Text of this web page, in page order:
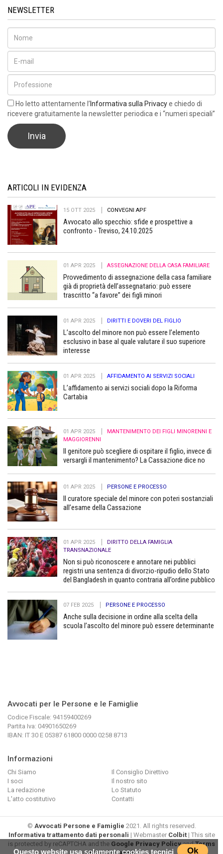
NEWSLETTER
Ho letto attentamente l’ Informativa sulla Privacye chiedo di
ricevere gratuitamente la newsletter periodica e i “numeri speciali”
ARTICOLI IN EVIDENZA
15 OTT 2025 CONVEGNI APF
Avvocato allo specchio: sfide e prospettive a
confronto - Treviso, 24.10.2025
01 APR 2025 ASSEGNAZIONE DELLA CASA FAMILIARE
Provvedimento di assegnazione della casa familiare
già di proprietà dell’assegnatario: può essere
trascritto “a favore” dei figli minori
01 APR 2025 DIRITTI E DOVERI DEL FIGLIO
L’ascolto del minore non può essere l’elemento
esclusivo in base al quale valutare il suo superiore
interesse
01 APR 2025 AFFIDAMENTO AI SERVIZI SOCIALI
L’affidamento ai servizi sociali dopo la Riforma
Cartabia
01 APR 2025
MANTENIMENTO DEI FIGLI MINORENNI E
MAGGIORENNI
Il genitore può scegliere di ospitare il figlio, invece di
versargli il mantenimento? La Cassazione dice no
01 APR 2025 PERSONE E PROCESSO
Il curatore speciale del minore con poteri sostanziali
all’esame della Cassazione
01 APR 2025
DIRITTO DELLA FAMIGLIA
TRANSNAZIONALE
Non si può riconoscere e annotare nei pubblici
registri una sentenza di divorzio-ripudio dello Stato
del Bangladesh in quanto contraria all’ordine pubblico
07 FEB 2025 PERSONE E PROCESSO
Anche sulla decisione in ordine alla scelta della
scuola l’ascolto del minore può essere determinante
Avvocati per le Persone e le Famiglie
Codice Fiscale: 94159400269
Partita Iva: 04901650269
IBAN: IT 30 E 05387 61800 0000 0258 8713
Informazioni
Chi Siamo
Il Consiglio Direttivo
I soci
Il nostro sito
La redazione
Lo Statuto
L'atto costitutivo
Contatti
© Avvocati Persone e Famiglie 2021. All rights reserved.
Informativa trattamento dati personali | Webmaster Colbit| This site
is protected by reCAPTCHA and the Google Privacy PolicyandTerms
Ok
Questo website usa solamente cookies tecnici